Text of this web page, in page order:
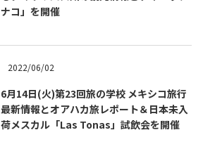
ナコ」を開催
2022/06/02
6月14日(火)第23回旅の学校 メキシコ旅行
最新情報とオアハカ旅レポート＆日本未入
荷メスカル「Las Tonas」試飲会を開催